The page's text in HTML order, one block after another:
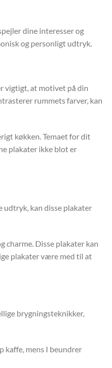
dine interesser og
og personligt udtryk.
vigtigt, at motivet på din
rummets farver, kan
køkken. Temaet for dit
plakater ikke blot er
udtryk, kan disse plakater
charme. Disse plakater kan
plakater være med til at
brygningsteknikker,
kaffe, mens I beundrer